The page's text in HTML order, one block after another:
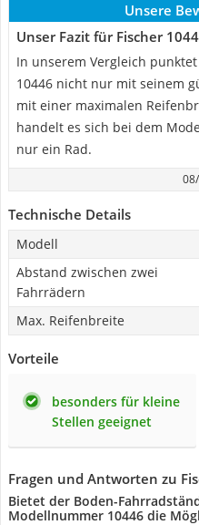
Unsere
Unser Fazit für Fischer
In unserem Vergleich
10446 nicht nur mit seinem
mit einer maximalen
handelt es sich bei dem
nur ein Rad.
Technische Details
Modell
Abstand zwischen zwei
Fahrrädern
Max. Reifenbreite
Vorteile
besonders für kleine
Stellen geeignet
Fragen und Antworten zu
Bietet der Boden-
Modellnummer 10446 die